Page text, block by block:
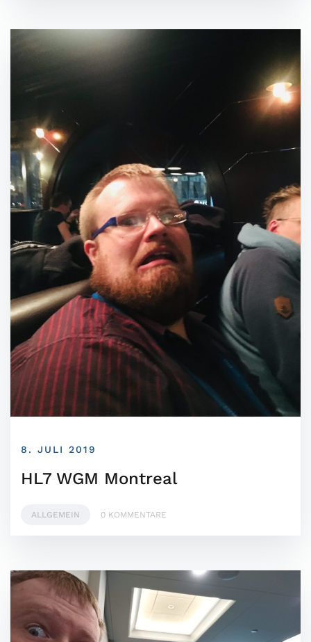
8. JULI 2019
HL7 WGM Montreal
ALLGEMEIN 0 KOMMENTARE